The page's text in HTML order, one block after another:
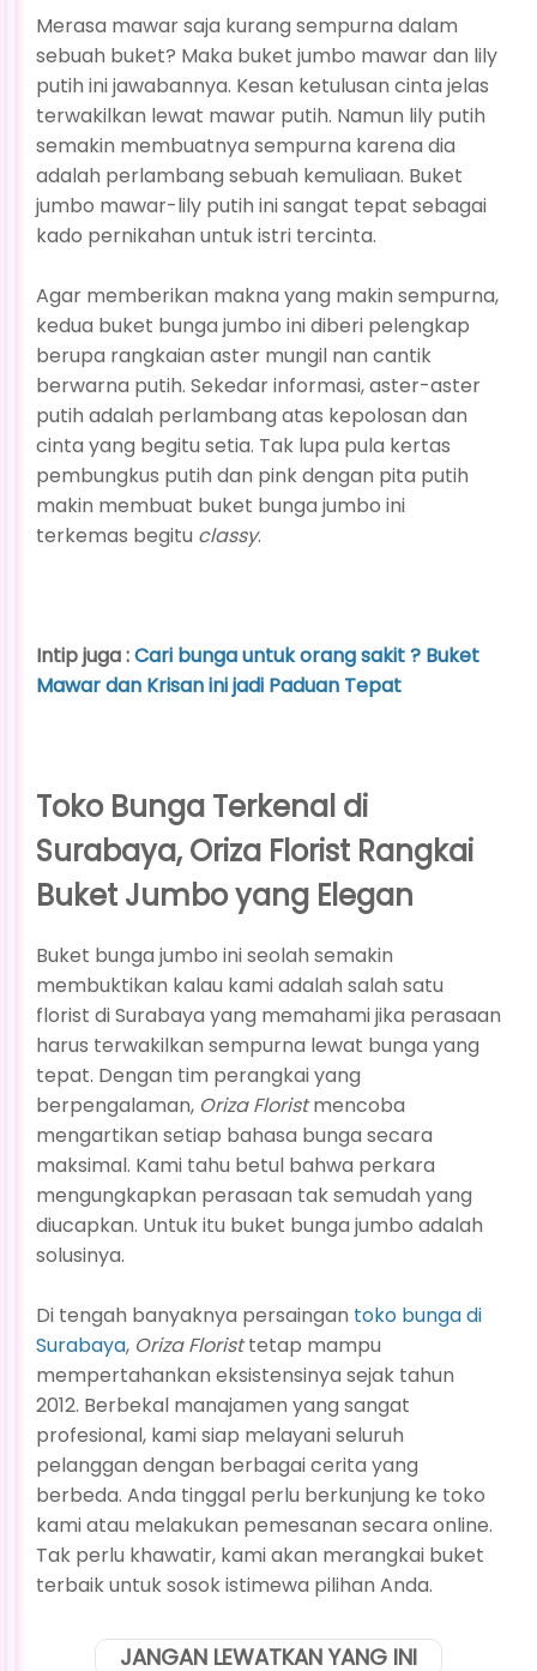
Merasa mawar saja kurang sempurna dalam
sebuah buket? Maka buket jumbo mawar dan lily
putih ini jawabannya. Kesan ketulusan cinta jelas
terwakilkan lewat mawar putih. Namun lily putih
semakin membuatnya sempurna karena dia
adalah perlambang sebuah kemuliaan. Buket
jumbo mawar-lily putih ini sangat tepat sebagai
kado pernikahan untuk istri tercinta.
Agar memberikan makna yang makin sempurna,
kedua buket bunga jumbo ini diberi pelengkap
berupa rangkaian aster mungil nan cantik
berwarna putih. Sekedar informasi, aster-aster
putih adalah perlambang atas kepolosan dan
cinta yang begitu setia. Tak lupa pula kertas
pembungkus putih dan pink dengan pita putih
makin membuat buket bunga jumbo ini
terkemas begitu classy.
Intip juga :Cari bunga untuk orang sakit ? Buket
Mawar dan Krisan ini jadi Paduan Tepat
Toko Bunga Terkenal di
Surabaya, Oriza Florist Rangkai
Buket Jumbo yang Elegan
Buket bunga jumbo ini seolah semakin
membuktikan kalau kami adalah salah satu
florist di Surabaya yang memahami jika perasaan
harus terwakilkan sempurna lewat bunga yang
tepat. Dengan tim perangkai yang
berpengalaman, Oriza Floristmencoba
mengartikan setiap bahasa bunga secara
maksimal. Kami tahu betul bahwa perkara
mengungkapkan perasaan tak semudah yang
diucapkan. Untuk itu buket bunga jumbo adalah
solusinya.
Di tengah banyaknya persaingan toko bunga di
Surabaya, Oriza Floristtetap mampu
mempertahankan eksistensinya sejak tahun
2012. Berbekal manajamen yang sangat
profesional, kami siap melayani seluruh
pelanggan dengan berbagai cerita yang
berbeda. Anda tinggal perlu berkunjung ke toko
kami atau melakukan pemesanan secara online.
Tak perlu khawatir, kami akan merangkai buket
terbaik untuk sosok istimewa pilihan Anda.
JANGAN LEWATKAN YANG INI